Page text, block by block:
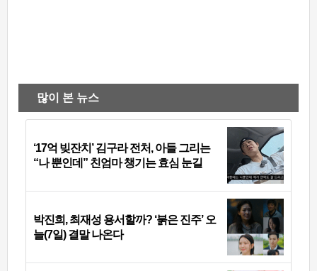
많이 본 뉴스
‘17억 빚잔치’ 김구라 전처, 아들 그리는
“나 뿐인데” 친엄마 챙기는 효심 눈길
박진희, 최재성 용서할까? ‘붉은 진주’ 오
늘(7일) 결말 나온다